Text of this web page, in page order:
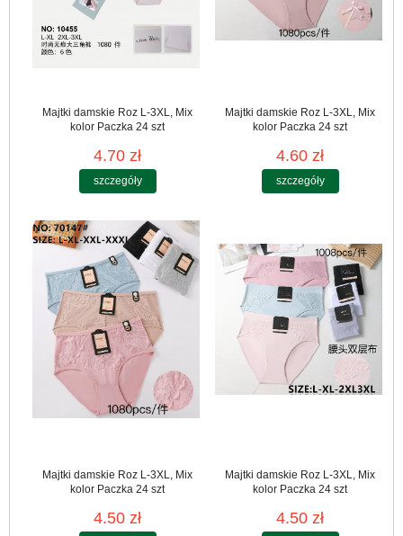
Majtki damskie Roz L-3XL, Mix
kolor Paczka 24 szt
4.70 zł
szczegóły
Majtki damskie Roz L-3XL, Mix
kolor Paczka 24 szt
4.60 zł
szczegóły
Majtki damskie Roz L-3XL, Mix
kolor Paczka 24 szt
4.50 zł
Majtki damskie Roz L-3XL, Mix
kolor Paczka 24 szt
4.50 zł